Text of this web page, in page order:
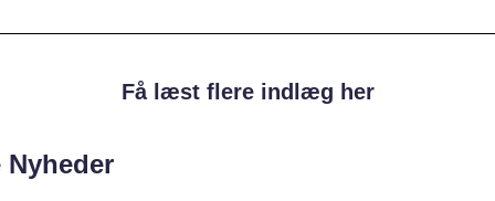
Få læst flere indlæg her
Nyheder